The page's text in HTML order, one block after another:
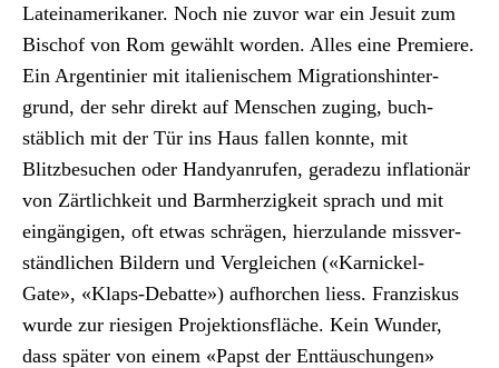
Lateinamerikan­er. Noch nie zuvor war ein Jesuit zum
Bischof von Rom gewählt wor­den. Alles eine Pre­miere.
Ein Argen­tinier mit ital­ienis­chem Migra­tionsh­in­ter­
grund, der sehr direkt auf Men­schen zug­ing, buch­
stäblich mit der Tür ins Haus fall­en kon­nte, mit
Blitzbe­suchen oder Handyan­rufen, ger­adezu infla­tionär
von Zärtlichkeit und Barmherzigkeit sprach und mit
eingängi­gen, oft etwas schrä­gen, hierzu­lande missver­
ständlichen Bildern und Ver­gle­ichen («Kar­nick­el-
Gate», «Klaps-Debat­te») aufhorchen liess. Franziskus
wurde zur riesi­gen Pro­jek­tions­fläche. Kein Wun­der,
dass später von einem «Papst der Ent­täuschun­gen»